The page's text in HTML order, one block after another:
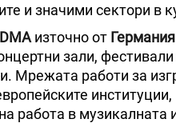
и значими сектори в
източно от Германия
зали,
Мрежата работи за
работа в музикалната